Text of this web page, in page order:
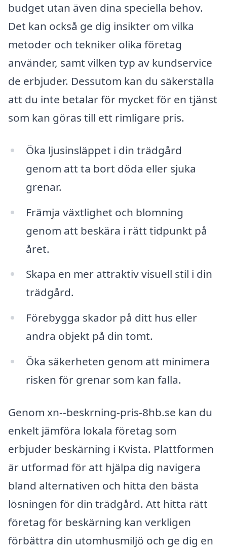
budget utan även dina speciella behov.
Det kan också ge dig insikter om vilka
metoder och tekniker olika företag
använder, samt vilken typ av kundservice
de erbjuder. Dessutom kan du säkerställa
att du inte betalar för mycket för en tjänst
som kan göras till ett rimligare pris.
Öka ljusinsläppet i din trädgård
genom att ta bort döda eller sjuka
grenar.
Främja växtlighet och blomning
genom att beskära i rätt tidpunkt på
året.
Skapa en mer attraktiv visuell stil i din
trädgård.
Förebygga skador på ditt hus eller
andra objekt på din tomt.
Öka säkerheten genom att minimera
risken för grenar som kan falla.
Genom xn--beskrning-pris-8hb.se kan du
enkelt jämföra lokala företag som
erbjuder beskärning i Kvista. Plattformen
är utformad för att hjälpa dig navigera
bland alternativen och hitta den bästa
lösningen för din trädgård. Att hitta rätt
företag för beskärning kan verkligen
förbättra din utomhusmiljö och ge dig en